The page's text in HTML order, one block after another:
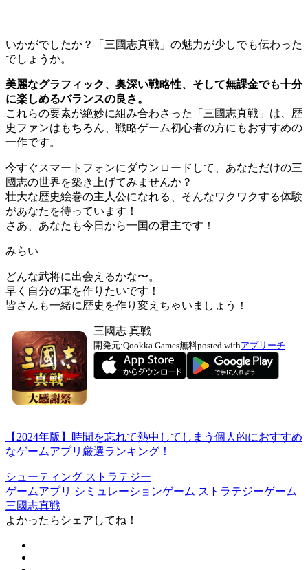
いかがでしたか？「三國志真戦」の魅力が少しでも伝わった
でしょうか。
美麗なグラフィック、奥深い戦略性、そして無課金でも十分
に楽しめるバランスの良さ。
これらの要素が絶妙に組み合わさった「三國志真戦」は、歴
史ファンはもちろん、戦略ゲーム初心者の方にもおすすめの
一作です。
今すぐスマートフォンにダウンロードして、あなただけの三
國志の世界を築き上げてみませんか？
壮大な歴史絵巻の主人公になれる、そんなワクワクする体験
があなたを待っています！
さあ、あなたも今日から一国の君主です！
みらい
どんな武将に出会えるかな〜。
早く自分の軍を作りたいです！
皆さんも一緒に歴史を作り変えちゃいましょう！
三國志 真戦
開発元:Qookka Games無料posted withアプリーチ
【2024年版】時間を忘れて熱中してしまう個人的におすすめ
なゲームアプリ厳選ランキング！
シューティング ストラテジー
ゲームアプリ シミュレーションゲーム ストラテジーゲーム
三國志真戦
よかったらシェアしてね！